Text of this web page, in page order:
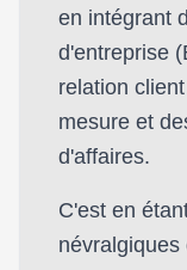
en intégrant
d'entreprise
relation
mesure et
d'affaires.
C'est en